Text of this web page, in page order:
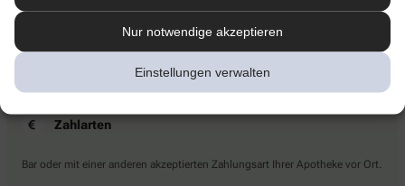
Nur notwendige akzeptieren
Einstellungen verwalten
88348 Bad Saulgau
Kontaktieren Sie uns direkt.
Zahlarten
Bar oder mit einer anderen akzeptierten Zahlungsart Ihrer Apotheke vor Ort.